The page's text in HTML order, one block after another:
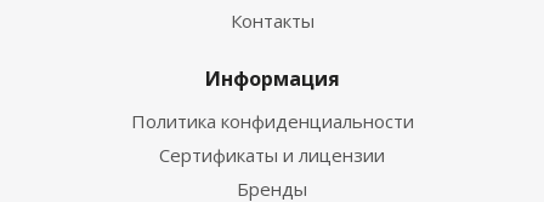
Контакты
Информация
Политика конфиденциальности
Сертификаты и лицензии
Бренды